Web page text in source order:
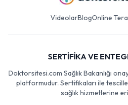
VideolarBlogOnline
SERTİFİKA VE
Doktorsitesi.com Sağlık Bakanlığı
platformudur. Sertifikaları ile
sağlık hizmetlerine